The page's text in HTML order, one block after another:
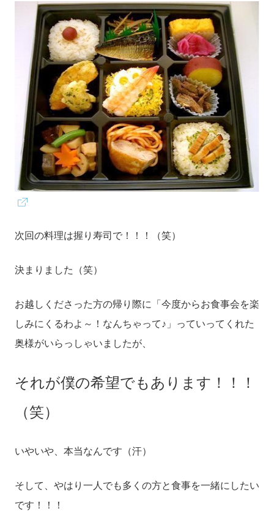
次回の料理は握り寿司で！！！（笑）
決まりました（笑）
お越しくださった方の帰り際に「今度からお食事会を楽
しみにくるわよ～！なんちゃって♪」っていってくれた
奥様がいらっしゃいましたが、
それが僕の希望でもあります！！！
（笑）
いやいや、本当なんです（汗）
そして、やはり一人でも多くの方と食事を一緒にしたい
です！！！